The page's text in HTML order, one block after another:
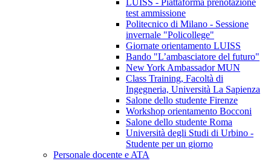
LUISS - Piattaforma prenotazione
test ammissione
Politecnico di Milano - Sessione
invernale "Policollege"
Giornate orientamento LUISS
Bando "L’ambasciatore del futuro"
New York Ambassador MUN
Class Training, Facoltà di
Ingegneria, Università La Sapienza
Salone dello studente Firenze
Workshop orientamento Bocconi
Salone dello studente Roma
Università degli Studi di Urbino -
Studente per un giorno
Personale docente e ATA